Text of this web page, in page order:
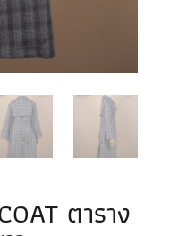
ตาราง